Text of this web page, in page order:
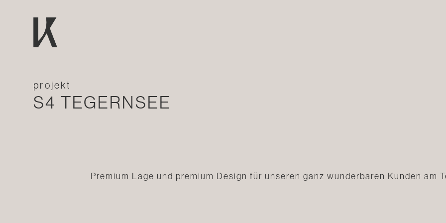
projekt
S4 TEGERNSEE
Premium Lage und premium Design für unseren ganz wunderbaren Kunden am